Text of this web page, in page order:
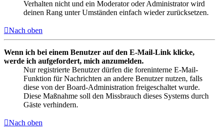
Verhalten nicht und ein Moderator oder Administrator wird
deinen Rang unter Umständen einfach wieder zurücksetzen.
Nach oben
Wenn ich bei einem Benutzer auf den E-Mail-Link klicke,
werde ich aufgefordert, mich anzumelden.
Nur registrierte Benutzer dürfen die foreninterne E-Mail-
Funktion für Nachrichten an andere Benutzer nutzen, falls
diese von der Board-Administration freigeschaltet wurde.
Diese Maßnahme soll den Missbrauch dieses Systems durch
Gäste verhindern.
Nach oben